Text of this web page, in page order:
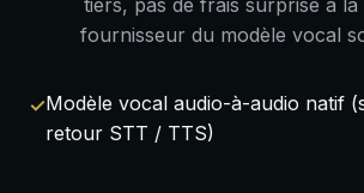
fournisseur du modèle vocal
Modèle vocal audio-à-audio natif
retour STT / TTS)